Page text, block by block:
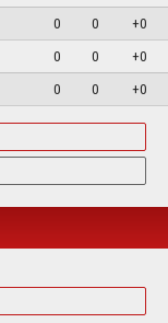
0 0
+0
0 0
+0
0 0 +0